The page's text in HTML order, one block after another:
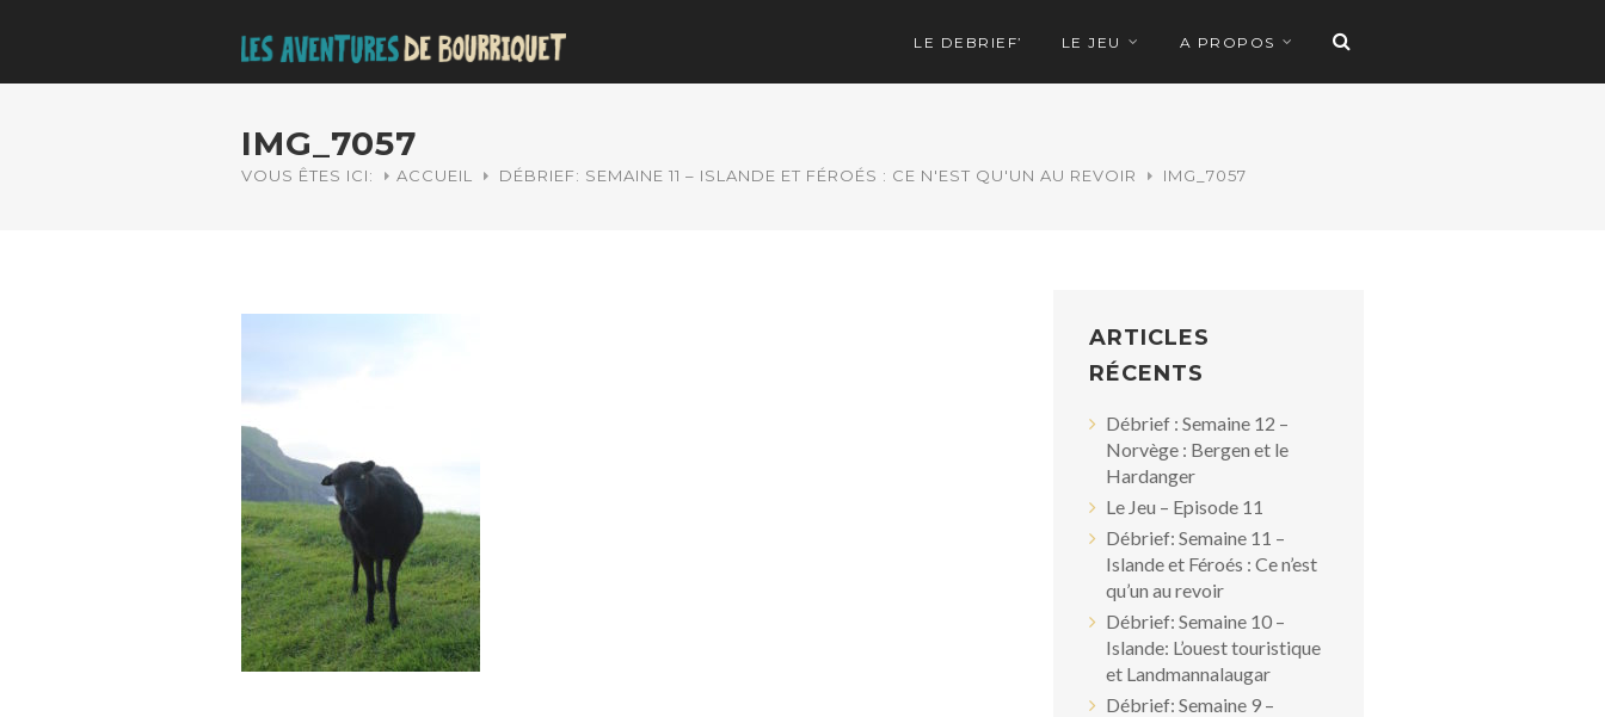
LE DEBRIEF’ LE JEU A PROPOS
IMG_7057
VOUS ÊTES ICI: ACCUEIL DÉBRIEF: SEMAINE 11 – ISLANDE ET FÉROÉS : CE N'EST QU'UN AU REVOIR IMG_7057
ARTICLES
RÉCENTS
Débrief : Semaine 12 –
Norvège : Bergen et le
Hardanger
Le Jeu – Episode 11
Débrief: Semaine 11 –
Islande et Féroés : Ce n’est
qu’un au revoir
Débrief: Semaine 10 –
Islande: L’ouest touristique
et Landmannalaugar
Débrief: Semaine 9 –